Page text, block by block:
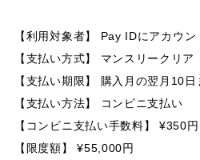
【利用対象者】 Pay IDにアカウ
【支払い方式】 マンスリークリア
【支払い期限】 購入月の翌月10日
【支払い方法】 コンビニ支払い
【コンビニ支払い手数料】 ¥350円
【限度額】 ¥55,000円